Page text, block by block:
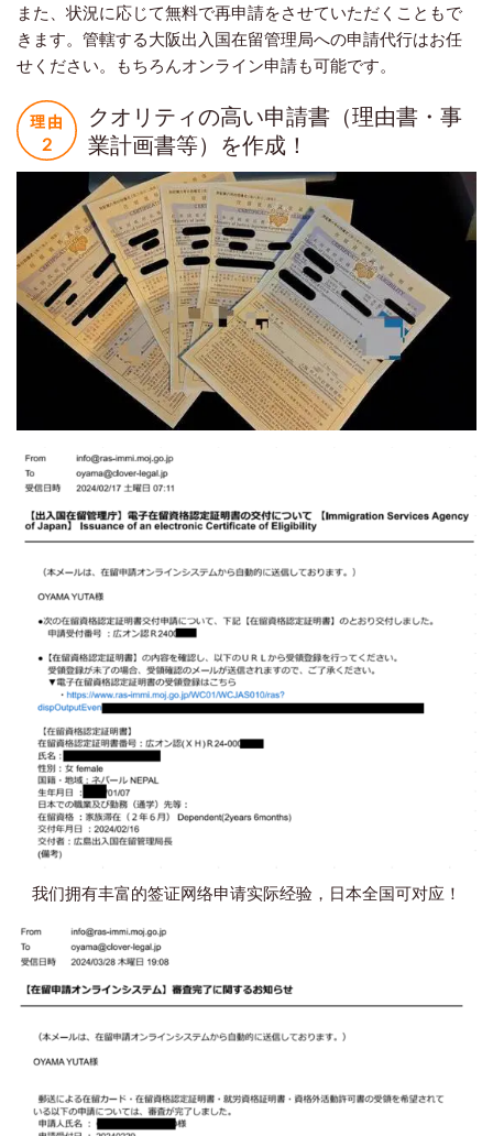
また、状況に応じて無料で再申請をさせていただくこともで
きます。管轄する大阪出入国在留管理局への申請代行はお任
せください。もちろんオンライン申請も可能です。
クオリティの高い申請書（理由書・事
業計画書等）を作成！
我们拥有丰富的签证网络申请实际经验，日本全国可对应！